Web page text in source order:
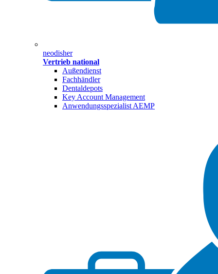
neodisher
Vertrieb national
Außendienst
Fachhändler
Dentaldepots
Key Account Management
Anwendungsspezialist AEMP